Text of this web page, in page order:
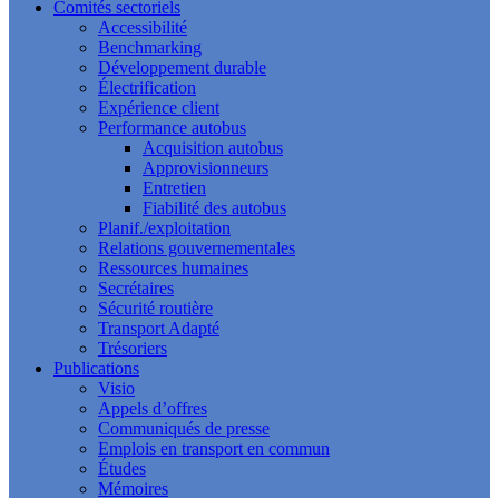
Comités sectoriels
Accessibilité
Benchmarking
Développement durable
Électrification
Expérience client
Performance autobus
Acquisition autobus
Approvisionneurs
Entretien
Fiabilité des autobus
Planif./exploitation
Relations gouvernementales
Ressources humaines
Secrétaires
Sécurité routière
Transport Adapté
Trésoriers
Publications
Visio
Appels d’offres
Communiqués de presse
Emplois en transport en commun
Études
Mémoires